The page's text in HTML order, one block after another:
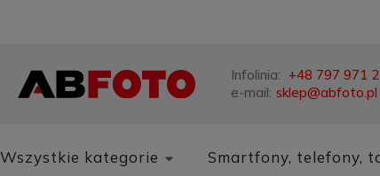
Infolinia: +48 797 971
e-mail: sklep@abfoto.pl
Wszystkie kategorie Smartfony, telefony,